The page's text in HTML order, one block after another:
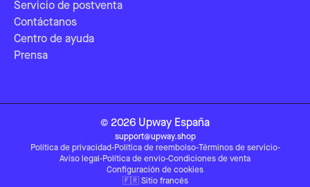
Servicio de postventa
Contáctanos
Centro de ayuda
Prensa
© 2026 Upway España
support@upway.shop
Política de privacidad-Política de reembolso-Términos de servicio-
Aviso legal -Política de envío-Condiciones de venta
Configuración de cookies
🇫🇷 Sitio francés